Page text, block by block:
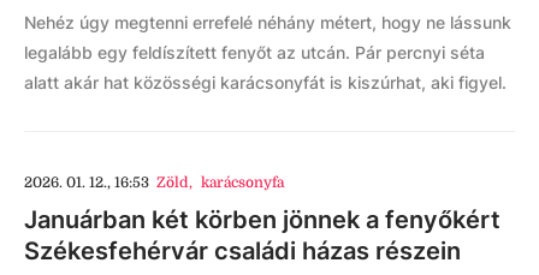
Nehéz úgy megtenni errefelé néhány métert, hogy ne lássunk
legalább egy feldíszített fenyőt az utcán. Pár percnyi séta
alatt akár hat közösségi karácsonyfát is kiszúrhat, aki figyel.
2026. 01. 12., 16:53 Zöld, karácsonyfa
Januárban két körben jönnek a fenyőkért
Székesfehérvár családi házas részein